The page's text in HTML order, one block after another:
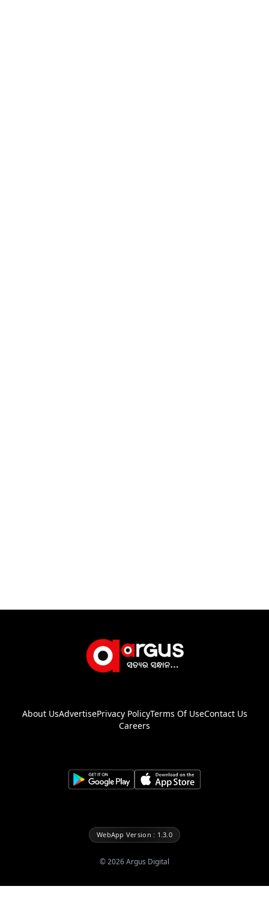
About UsAdvertisePrivacy PolicyTerms Of UseContact Us
Careers
WebApp Version : 1.3.0
©2026Argus Digital